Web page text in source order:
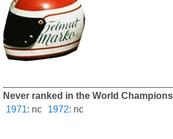
Never ranked in the World
1971: nc 1972: nc